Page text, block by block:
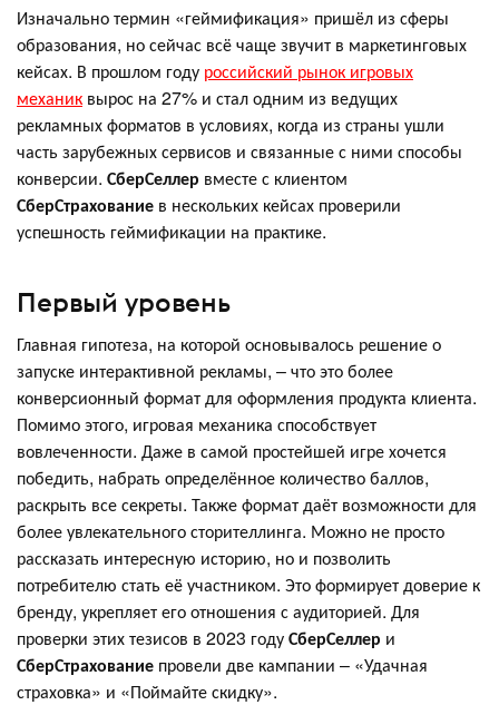
Изначально термин «геймификация» пришёл из сферы
образования, но сейчас всё чаще звучит в маркетинговых
кейсах. В прошлом году российский рынок игровых
механик вырос на 27% и стал одним из ведущих
рекламных форматов в условиях, когда из страны ушли
часть зарубежных сервисов и связанные с ними способы
конверсии. СберСеллер вместе с клиентом
СберСтрахование в нескольких кейсах проверили
успешность геймификации на практике.
Первый уровень
Главная гипотеза, на которой основывалось решение о
запуске интерактивной рекламы, – что это более
конверсионный формат для оформления продукта клиента.
Помимо этого, игровая механика способствует
вовлеченности. Даже в самой простейшей игре хочется
победить, набрать определённое количество баллов,
раскрыть все секреты. Также формат даёт возможности для
более увлекательного сторителлинга. Можно не просто
рассказать интересную историю, но и позволить
потребителю стать её участником. Это формирует доверие к
бренду, укрепляет его отношения с аудиторией. Для
проверки этих тезисов в 2023 годуСберСеллер и
СберСтрахование провели две кампании – «Удачная
страховка» и «Поймайте скидку».